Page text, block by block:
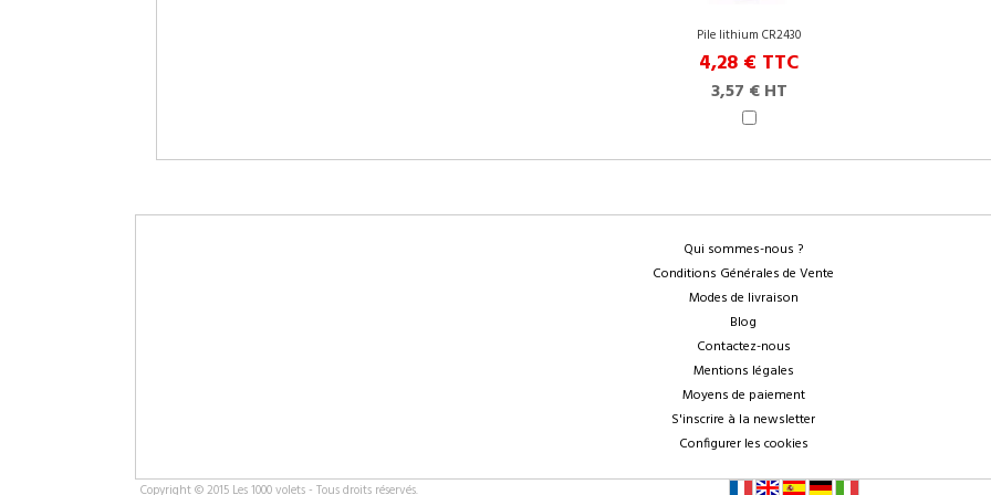
Pile lithium CR2430
4,28 € TTC
3,57 € HT
Qui sommes-nous ?
Conditions Générales de Vente
Modes de livraison
Blog
Contactez-nous
Mentions légales
Moyens de paiement
S'inscrire à la newsletter
Configurer les cookies
Copyright © 2015 Les 1000 volets - Tous droits réservés.